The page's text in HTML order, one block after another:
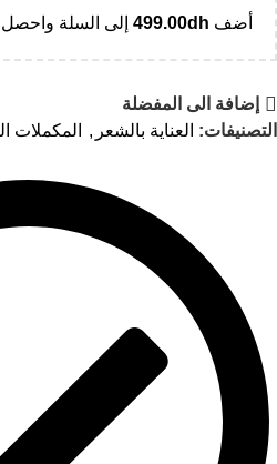
أضف 499.00dh إلى السلة
إضافة الى المفضلة
التصنيفات: العناية بالشعر , المكملات